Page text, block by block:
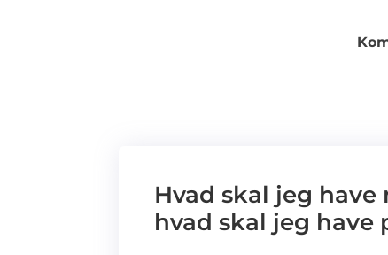
Hvad skal jeg have
hvad skal jeg have